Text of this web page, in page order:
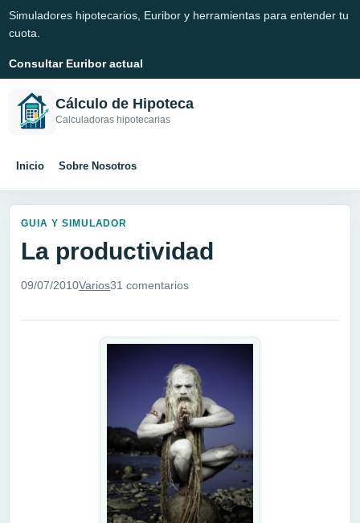
Simuladores hipotecarios, Euribor y herramientas para entender tu
cuota.
Consultar Euribor actual
Cálculo de Hipoteca
Calculadoras hipotecarias
Inicio Sobre Nosotros
GUIA Y SIMULADOR
La productividad
09/07/2010Varios31 comentarios